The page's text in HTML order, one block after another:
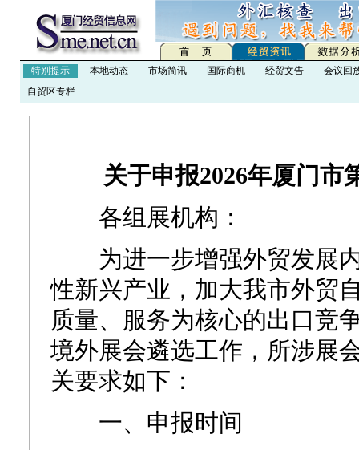
特别提示 本地动态 市场简讯 国际商机 经贸文告
会议回
自贸区专栏
关于申报2026年厦门市
各组展机构：
为进一步增强外贸发展内
性新兴产业，加大我市外贸
质量、服务为核心的出口竞
境外展会遴选工作，所涉展
关要求如下：
一、申报时间